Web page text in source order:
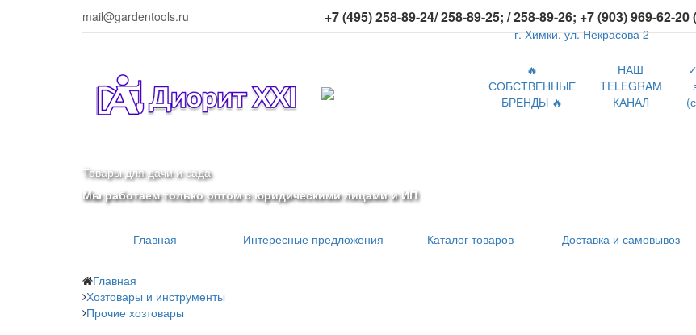
mail@gardentools.ru +7 (495) 258-89-24/ 258-89-25; / 258-89-26; +7 (903) 969-62-
г. Химки, ул. Некрасова 2
🔥
СОБСТВЕННЫЕ
БРЕНДЫ 🔥
НАШ
TELEGRAM
КАНАЛ
Товары для дачи и сада
Мы работаем только оптом с юридическими лицами и ИП
Главная
Интересные предложения Каталог товаров Доставка и самовывоз
Главная
Хозтовары и инструменты
Прочие хозтовары